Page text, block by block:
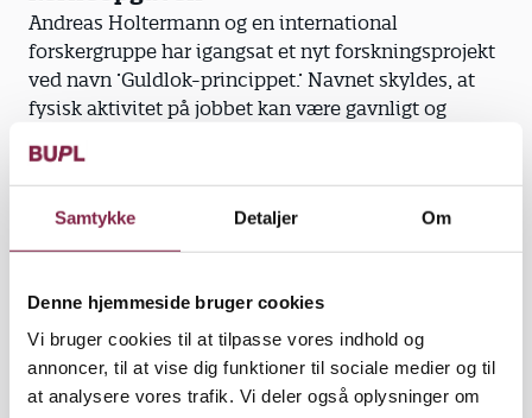
Samtykke Detaljer Om
Denne hjemmeside bruger cookies
Vi bruger cookies til at tilpasse vores indhold og
annoncer, til at vise dig funktioner til sociale medier og til
at analysere vores trafik. Vi deler også oplysninger om
Andreas Holtermann og en international
forskergruppe har igangsat et nyt forskningsprojekt
ved navn ’Guldlok-princippet.’ Navnet skyldes, at
fysisk aktivitet på jobbet kan være gavnligt og
lige tilpas.
”Træning i fritiden er sundt. Men det kan være
passe familien. Derfor vil vi øge mængden af
gavnlig fysisk aktivitet gennem selve kerneopgaven
på jobbet,” siger Andreas Holtermann.
Inden corona ramte, lavede NFA i samarbejde med